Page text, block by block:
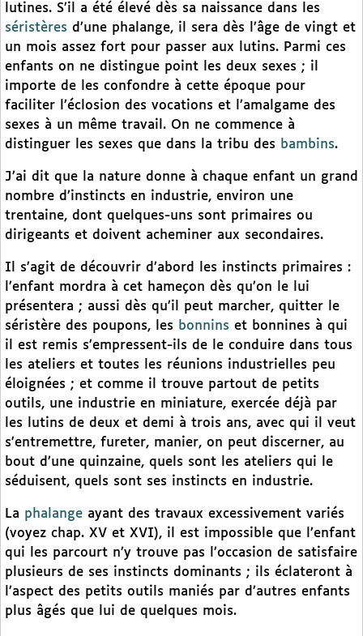
lutines. S’il a été élevé dès sa naissance dans les
séristères d’une phalange, il sera dès l’âge de vingt et
un mois assez fort pour passer aux lutins. Parmi ces
enfants on ne distingue point les deux sexes ; il
importe de les confondre à cette époque pour
faciliter l’éclosion des vocations et l’amalgame des
sexes à un même travail. On ne commence à
distinguer les sexes que dans la tribu des bambins.
J’ai dit que la nature donne à chaque enfant un grand
nombre d’instincts en industrie, environ une
trentaine, dont quelques-uns sont primaires ou
dirigeants et doivent acheminer aux secondaires.
Il s’agit de découvrir d’abord les instincts primaires :
l’enfant mordra à cet hameçon dès qu’on le lui
présentera ; aussi dès qu’il peut marcher, quitter le
séristère des poupons, les bonnins et bonnines à qui
il est remis s’empressent-ils de le conduire dans tous
les ateliers et toutes les réunions industrielles peu
éloignées ; et comme il trouve partout de petits
outils, une industrie en miniature, exercée déjà par
les lutins de deux et demi à trois ans, avec qui il veut
s’entremettre, fureter, manier, on peut discerner, au
bout d’une quinzaine, quels sont les ateliers qui le
séduisent, quels sont ses instincts en industrie.
La phalange ayant des travaux excessivement variés
(voyez chap. XV et XVI), il est impossible que l’enfant
qui les parcourt n’y trouve pas l’occasion de satisfaire
plusieurs de ses instincts dominants ; ils éclateront à
l’aspect des petits outils maniés par d’autres enfants
plus âgés que lui de quelques mois.